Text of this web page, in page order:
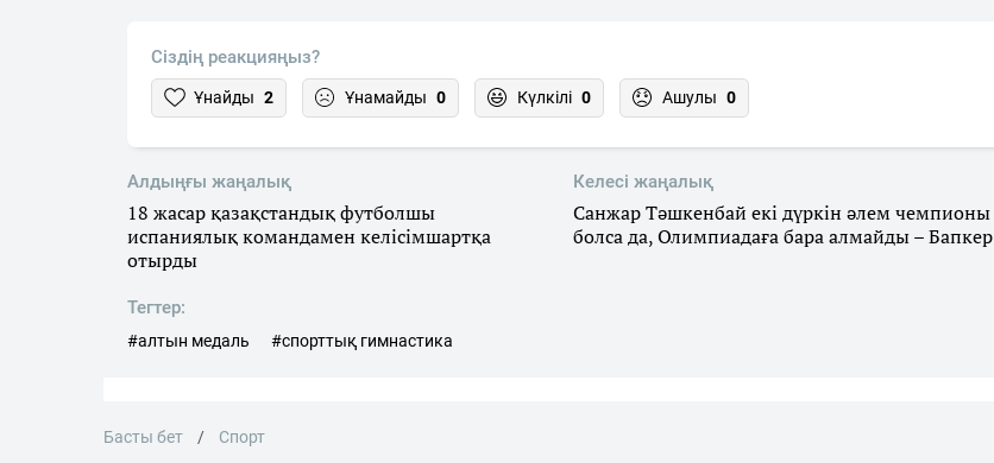
Сіздің реакцияңыз?
Ұнайды 2 Ұнамайды 0 Күлкілі 0 Ашулы 0
Алдыңғы жаңалық
18 жасар қазақстандық футболшы
испаниялық командамен келісімшартқа
отырды
Келесі жаңалық
Санжар Тәшкенбай екі дүркін әлем чемпионы
болса да, Олимпиадаға бара алмайды – Бапкер
Тегтер:
#алтын медаль #спорттық гимнастика
Басты бет Спорт